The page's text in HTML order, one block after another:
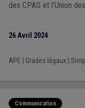
des CPAS et l’Union
aux pouvoirs locaux
bénéficient, et que la
26 Avril 2024
APE Grades légaux|
Communication